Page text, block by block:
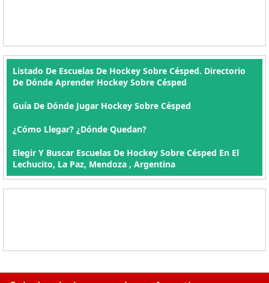
Listado De Escuelas De Hockey Sobre Césped. Directorio
De Dónde Aprender Hockey Sobre Césped
Guía De Dónde Jugar Hockey Sobre Césped
¿Cómo Llegar? ¿Dónde Quedan?
Elegir Y Buscar Escuelas De Hockey Sobre Césped En El
Lechucito, La Paz, Mendoza , Argentina